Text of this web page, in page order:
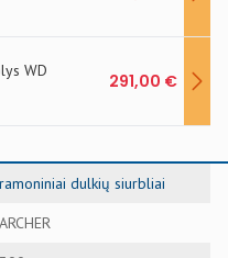
WD
291,00 €
dulkių siurbliai